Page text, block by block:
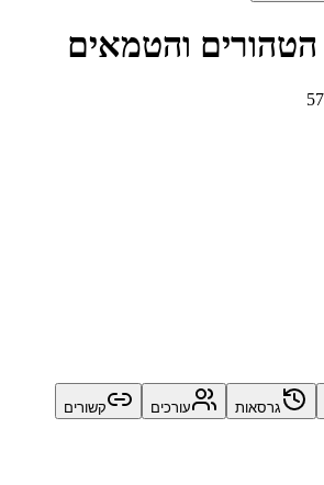
והטמאים
עורכים קשורים